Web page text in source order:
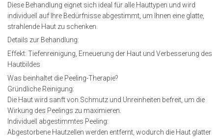
Diese Behandlung eignet sich ideal für alle Hauttypen und wird
individuell auf Ihre Bedürfnisse abgestimmt, um Ihnen eine glatte,
strahlende Haut zu schenken.
Details zur Behandlung:
Effekt: Tiefenreinigung, Erneuerung der Haut und Verbesserung des
Hautbildes
Was beinhaltet die Peeling-Therapie?
Gründliche Reinigung:
Die Haut wird sanft von Schmutz und Unreinheiten befreit, um die
Wirkung des Peelings zu maximieren.
Individuell abgestimmtes Peeling:
Abgestorbene Hautzellen werden entfernt, wodurch die Haut glatter